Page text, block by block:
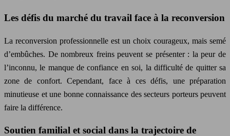
Les défis du marché du travail face à la reconversion
La reconversion professionnelle est un choix courageux, mais semé
d’embûches. De nombreux freins peuvent se présenter : la peur de
l’inconnu, le manque de confiance en soi, la difficulté de quitter sa
zone de confort. Cependant, face à ces défis, une préparation
minutieuse et une bonne connaissance des secteurs porteurs peuvent
faire la différence.
Soutien familial et social dans la trajectoire de